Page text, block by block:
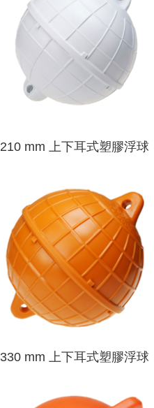
210 mm 上下耳式塑膠浮球
330 mm 上下耳式塑膠浮球